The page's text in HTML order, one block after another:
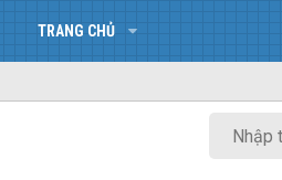
TRANG CHỦ